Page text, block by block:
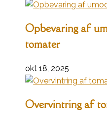
Opbevaring af
tomater
okt 18, 2025
Overvintring af